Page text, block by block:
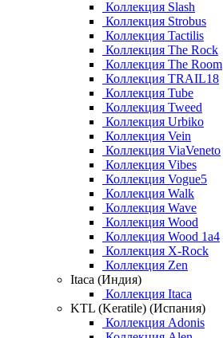
Коллекция Slash
Коллекция Strobus
Коллекция Tactilis
Коллекция The Rock
Коллекция The Room
Коллекция TRAIL18
Коллекция Tube
Коллекция Tweed
Коллекция Urbiko
Коллекция Vein
Коллекция ViaVeneto
Коллекция Vibes
Коллекция Vogue5
Коллекция Walk
Коллекция Wave
Коллекция Wood
Коллекция Wood 1a4
Коллекция X-Rock
Коллекция Zen
Itaca (Индия)
Коллекция Itaca
KTL (Keratile) (Испания)
Коллекция Adonis